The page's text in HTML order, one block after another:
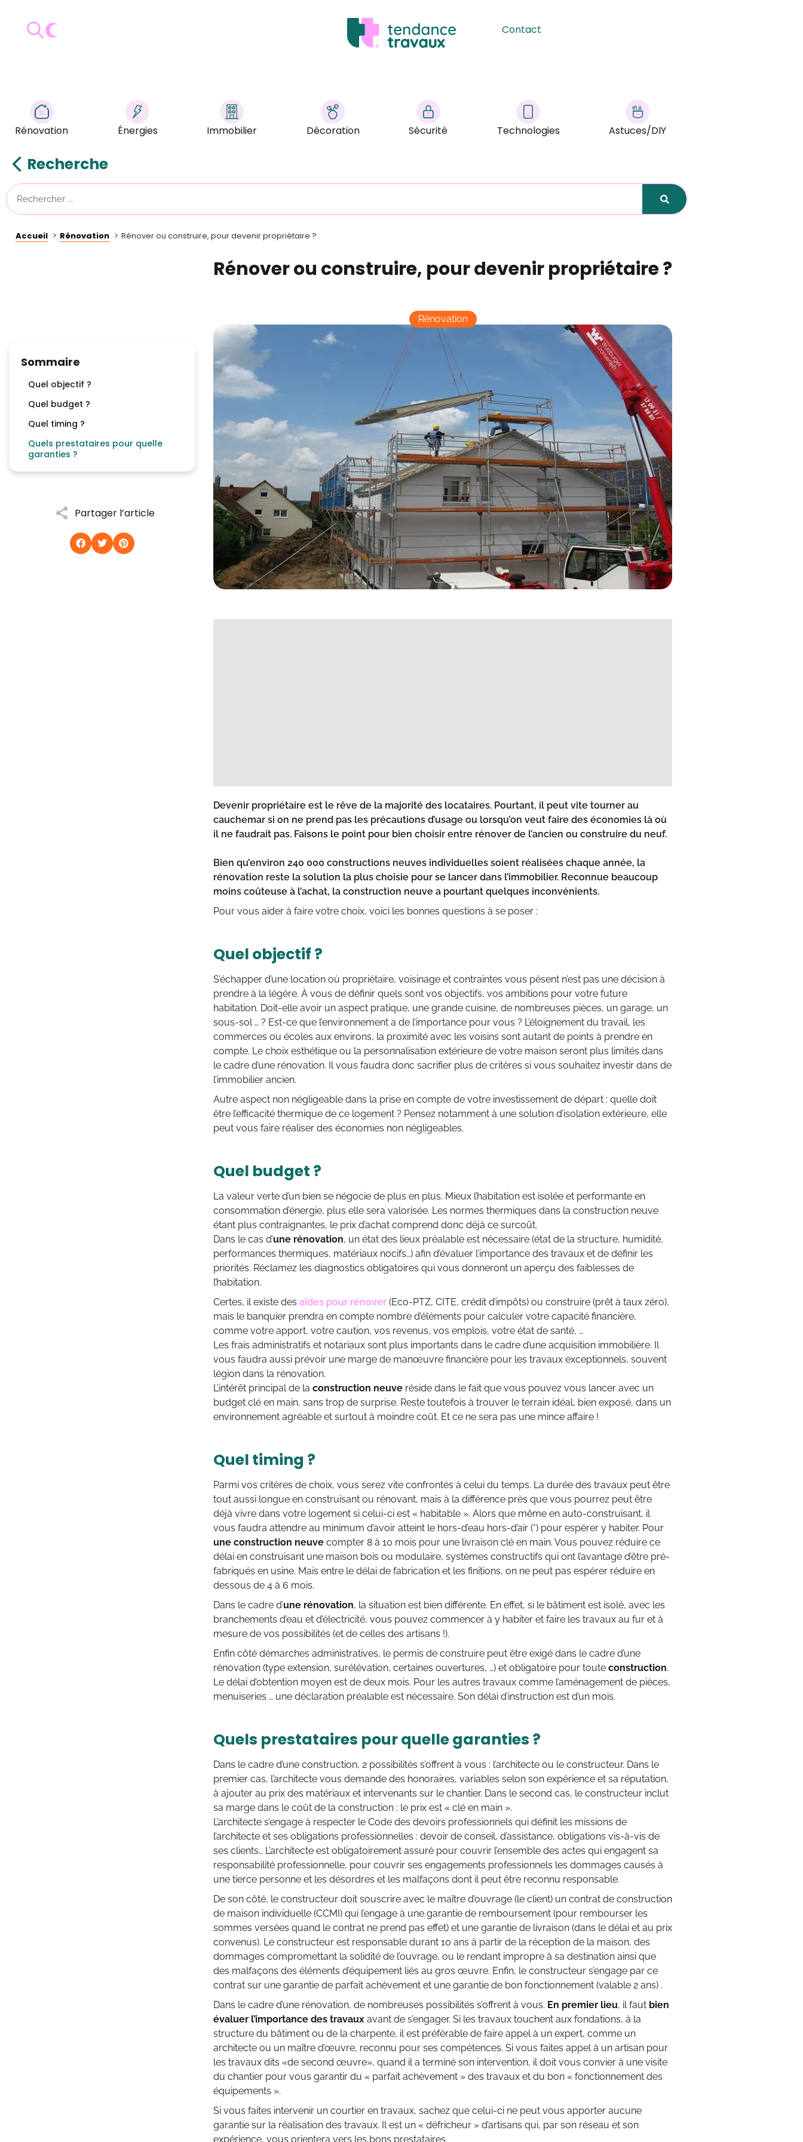
Contact
Rénovation Énergies Immobilier Décoration Sécurité Technologies Astuces/DIY
Recherche
Accueil Rénovation Rénover ou construire, pour devenir propriétaire ?
Sommaire
Quel objectif ?
Quel budget ?
Quel timing ?
Quels prestataires pour quelle
garanties ?
Partager l’article
Rénover ou construire, pour devenir propriétaire ?
Rénovation
Devenir propriétaire est le rêve de la majorité des locataires. Pourtant, il peut vite tourner au
cauchemar si on ne prend pas les précautions d’usage ou lorsqu’on veut faire des économies là où
il ne faudrait pas. Faisons le point pour bien choisir entre rénover de l’ancien ou construire du neuf.
Bien qu’environ 240 000 constructions neuves individuelles soient réalisées chaque année, la
rénovation reste la solution la plus choisie pour se lancer dans l’immobilier. Reconnue beaucoup
moins coûteuse à l’achat, la construction neuve a pourtant quelques inconvénients.
Pour vous aider à faire votre choix, voici les bonnes questions à se poser :
Quel objectif ?
S’échapper d’une location où propriétaire, voisinage et contraintes vous pèsent n’est pas une décision à
prendre à la légère. À vous de définir quels sont vos objectifs, vos ambitions pour votre future
habitation. Doit-elle avoir un aspect pratique, une grande cuisine, de nombreuses pièces, un garage, un
sous-sol … ? Est-ce que l’environnement a de l’importance pour vous ? L’éloignement du travail, les
commerces ou écoles aux environs, la proximité avec les voisins sont autant de points à prendre en
compte. Le choix esthétique ou la personnalisation extérieure de votre maison seront plus limités dans
le cadre d’une rénovation. Il vous faudra donc sacrifier plus de critères si vous souhaitez investir dans de
l’immobilier ancien.
Autre aspect non négligeable dans la prise en compte de votre investissement de départ : quelle doit
être l’efficacité thermique de ce logement ? Pensez notamment à une solution d’isolation extérieure, elle
peut vous faire réaliser des économies non négligeables.
Quel budget ?
La valeur verte d’un bien se négocie de plus en plus. Mieux l’habitation est isolée et performante en
consommation d’énergie, plus elle sera valorisée. Les normes thermiques dans la construction neuve
étant plus contraignantes, le prix d’achat comprend donc déjà ce surcoût.
Dans le cas d’une rénovation, un état des lieux préalable est nécessaire (état de la structure, humidité,
performances thermiques, matériaux nocifs…) afin d’évaluer l’importance des travaux et de définir les
priorités. Réclamez les diagnostics obligatoires qui vous donneront un aperçu des faiblesses de
l’habitation.
Certes, il existe des aides pour rénover (Eco-PTZ, CITE, crédit d’impôts) ou construire (prêt à taux zéro),
mais le banquier prendra en compte nombre d’éléments pour calculer votre capacité financière,
comme votre apport, votre caution, vos revenus, vos emplois, votre état de santé, …
Les frais administratifs et notariaux sont plus importants dans le cadre d’une acquisition immobilière. Il
vous faudra aussi prévoir une marge de manœuvre financière pour les travaux exceptionnels, souvent
légion dans la rénovation.
L’intérêt principal de la construction neuve réside dans le fait que vous pouvez vous lancer avec un
budget clé en main, sans trop de surprise. Reste toutefois à trouver le terrain idéal, bien exposé, dans un
environnement agréable et surtout à moindre coût. Et ce ne sera pas une mince affaire !
Quel timing ?
Parmi vos critères de choix, vous serez vite confrontés à celui du temps. La durée des travaux peut être
tout aussi longue en construisant ou rénovant, mais à la différence près que vous pourrez peut être
déjà vivre dans votre logement si celui-ci est « habitable ». Alors que même en auto-construisant, il
vous faudra attendre au minimum d’avoir atteint le hors-d’eau hors-d’air (*) pour espérer y habiter. Pour
une construction neuve compter 8 à 10 mois pour une livraison clé en main. Vous pouvez réduire ce
délai en construisant une maison bois ou modulaire, systèmes constructifs qui ont l’avantage d’être pré-
fabriqués en usine. Mais entre le délai de fabrication et les finitions, on ne peut pas espérer réduire en
dessous de 4 à 6 mois.
Dans le cadre d’une rénovation, la situation est bien différente. En effet, si le bâtiment est isolé, avec les
branchements d’eau et d’électricité, vous pouvez commencer à y habiter et faire les travaux au fur et à
mesure de vos possibilités (et de celles des artisans !).
Enfin côté démarches administratives, le permis de construire peut être exigé dans le cadre d’une
rénovation (type extension, surélévation, certaines ouvertures, …) et obligatoire pour toute construction.
Le délai d’obtention moyen est de deux mois. Pour les autres travaux comme l’aménagement de pièces,
menuiseries … une déclaration préalable est nécessaire. Son délai d’instruction est d’un mois.
Quels prestataires pour quelle garanties ?
Dans le cadre d’une construction, 2 possibilités s’offrent à vous : l’architecte ou le constructeur. Dans le
premier cas, l’architecte vous demande des honoraires, variables selon son expérience et sa réputation,
à ajouter au prix des matériaux et intervenants sur le chantier. Dans le second cas, le constructeur inclut
sa marge dans le coût de la construction : le prix est « clé en main ».
L’architecte s’engage à respecter le Code des devoirs professionnels qui définit les missions de
l’architecte et ses obligations professionnelles : devoir de conseil, d’assistance, obligations vis-à-vis de
ses clients… L’architecte est obligatoirement assuré pour couvrir l’ensemble des actes qui engagent sa
responsabilité professionnelle, pour couvrir ses engagements professionnels les dommages causés à
une tierce personne et les désordres et les malfaçons dont il peut être reconnu responsable.
De son côté, le constructeur doit souscrire avec le maître d’ouvrage (le client) un contrat de construction
de maison individuelle (CCMI) qui l’engage à une garantie de remboursement (pour rembourser les
sommes versées quand le contrat ne prend pas effet) et une garantie de livraison (dans le délai et au prix
convenus). Le constructeur est responsable durant 10 ans à partir de la réception de la maison, des
dommages compromettant la solidité de l’ouvrage, ou le rendant impropre à sa destination ainsi que
des malfaçons des éléments d’équipement liés au gros œuvre. Enfin, le constructeur s’engage par ce
contrat sur une garantie de parfait achèvement et une garantie de bon fonctionnement (valable 2 ans) .
Dans le cadre d’une rénovation, de nombreuses possibilités s’offrent à vous. En premier lieu, il faut bien
évaluer l’importance des travaux avant de s’engager. Si les travaux touchent aux fondations, à la
structure du bâtiment ou de la charpente, il est préférable de faire appel à un expert, comme un
architecte ou un maître d’œuvre, reconnu pour ses compétences. Si vous faites appel à un artisan pour
les travaux dits «de second œuvre», quand il a terminé son intervention, il doit vous convier à une visite
du chantier pour vous garantir du « parfait achèvement » des travaux et du bon « fonctionnement des
équipements ».
Si vous faites intervenir un courtier en travaux, sachez que celui-ci ne peut vous apporter aucune
garantie sur la réalisation des travaux. Il est un « défricheur » d’artisans qui, par son réseau et son
expérience, vous orientera vers les bons prestataires.